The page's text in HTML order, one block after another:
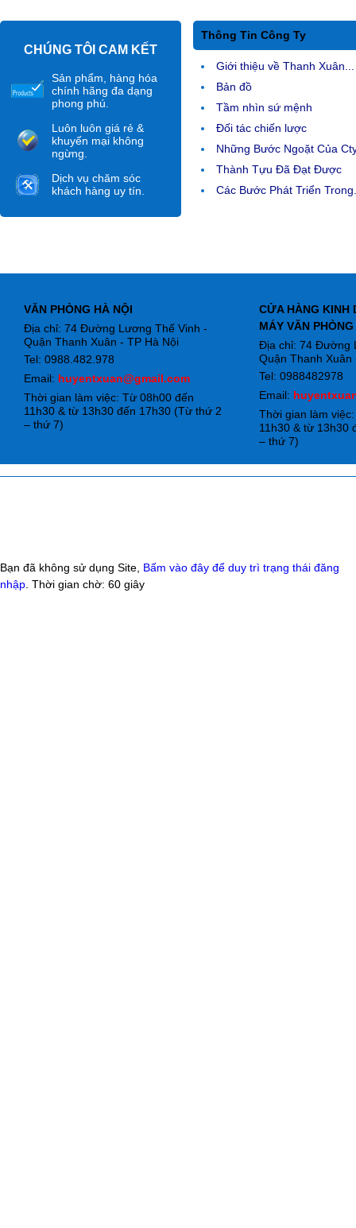
CHÚNG TÔI CAM KẾT
Sản phẩm, hàng hóa
chính hãng đa dạng
phong phú.
Luôn luôn giá rẻ &
khuyến mại không
ngừng.
Dịch vụ chăm sóc
khách hàng uy tín.
Thông Tin Công Ty
Giới thiệu về Thanh Xuân...
Bản đồ
Tầm nhìn sứ mệnh
Đối tác chiến lược
Những Bước Ngoặt Của
Thành Tựu Đã Đạt Được
Các Bước Phát Triển
VĂN PHÒNG HÀ NỘI
Địa chỉ: 74 Đường Lương Thế Vinh -
Quận Thanh Xuân - TP Hà Nội
Tel: 0988.482.978
Email: huyentxuan@gmail.com
Thời gian làm việc: Từ 08h00 đến
11h30 & từ 13h30 đến 17h30 (Từ thứ 2
– thứ 7)
CỬA HÀNG KINH
MÁY VĂN PHÒNG
Địa chỉ: 74 Đường
Quận Thanh Xuân
Tel: 0988482978
Email:
Thời gian làm
11h30 & từ 13h30
– thứ 7)
Bạn đã không sử dụng Site, Bấm vào đây để duy trì trạng thái đăng
nhập . Thời gian chờ: 60 giây